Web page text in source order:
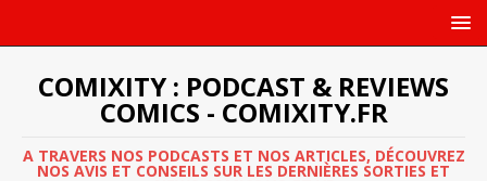
COMIXITY : PODCAST & REVIEWS
COMICS - COMIXITY.FR
A TRAVERS NOS PODCASTS ET NOS ARTICLES, DÉCOUVREZ
NOS AVIS ET CONSEILS SUR LES DERNIÈRES SORTIES ET